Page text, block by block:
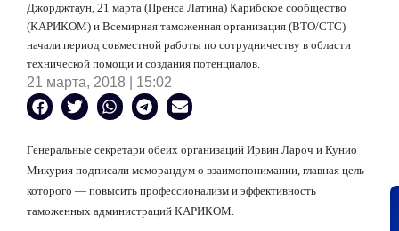
Джорджтаун, 21 марта (Пренса Латина) Карибское сообщество
(КАРИКОМ) и Всемирная таможенная организация (ВТО/СТС)
начали период совместной работы по сотрудничеству в области
технической помощи и создания потенциалов.
21 марта, 2018 | 15:02
Генеральные секретари обеих организаций Ирвин Лароч и Кунио
Микурия подписали меморандум о взаимопонимании, главная цель
которого — повысить профессионализм и эффективность
таможенных администраций КАРИКОМ.